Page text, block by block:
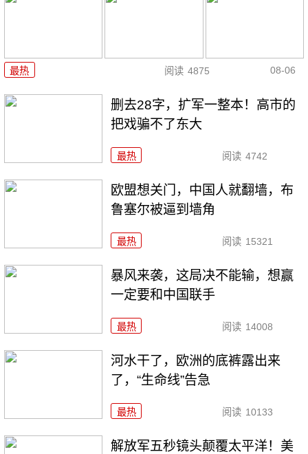
最热 阅读 4875 08-06
删去28字，扩军一整本！高市的
把戏骗不了东大
最热 阅读 4742
欧盟想关门，中国人就翻墙，布
鲁塞尔被逼到墙角
最热 阅读 15321
暴风来袭，这局决不能输，想赢
一定要和中国联手
最热 阅读 14008
河水干了，欧洲的底裤露出来
了，“生命线”告急
最热 阅读 10133
解放军五秒镜头颠覆太平洋！美